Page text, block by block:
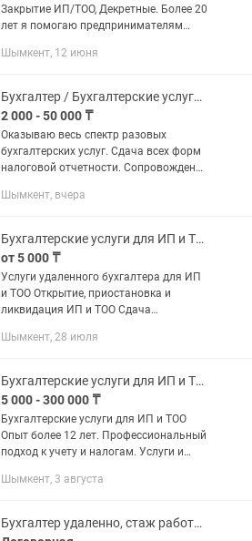
Закрытие ИП/ТОО, Декретные. Более 20
лет я помогаю предпринимателям
предоставляя полный спектр услуг для
Шымкент, 12 июня
Бухгалтер / Бухгалтерские услуги. Консультация по телефону в режиме 16/7
2 000 - 50 000 ₸
Оказываю весь спектр разовых
бухгалтерских услуг. Сдача всех форм
налоговой отчетности. Сопровождение
Бухучет с нуля до баланса. Цена за
Шымкент, вчера
Бухгалтерские услуги для ИП и ТОО
от 5 000 ₸
Услуги удаленного бухгалтера для ИП
и ТОО Открытие, приостановка и
ликвидация ИП и ТОО Сдача
ошибок ф100.00, ф200.00, ф300.00,
Шымкент, 28 июля
Бухгалтерские услуги для ИП и ТОО
5 000 - 300 000 ₸
Бухгалтерские услуги для ИП и ТОО
Опыт более 12 лет. Профессиональный
подход к учету и налогам. Услуги и
— 10 000 тг • Сопровождение ИП — от
Шымкент, 3 августа
Бухгалтер удаленно, стаж работы 12 лет. Имеется сертификат Проф. бух